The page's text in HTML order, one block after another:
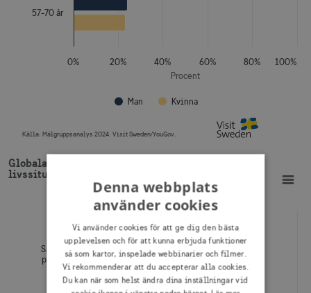
Procent
Man Kvinna
57-70 år
0% 20% 40% 60% 80% 100%
Källa:Målgruppsanalys 2024. Visit Sweden/YouGov.
Globala resenärer från Danmark fördelat på
livssituation
Globala resenärer från Danmark fördelat på livssituation
Bar chart with 2 data series.
View as data table, Globala resenärer från Danmark fördelat på livssituation
The chart has 1 X axis displaying Livssituation.
The chart has 1 Y axis displaying Procent. Data ranges
Sambo, gift,
partnerskap
Denna webbplats
använder cookies
Vi använder cookies för att ge dig den bästa
upplevelsen och för att kunna erbjuda funktioner
så som kartor, inspelade webbinarier och filmer.
Vi rekommenderar att du accepterar alla cookies.
Du kan när som helst ändra dina inställningar vid